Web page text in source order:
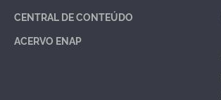
CENTRAL DE CONTEÚDO
ACERVO ENAP